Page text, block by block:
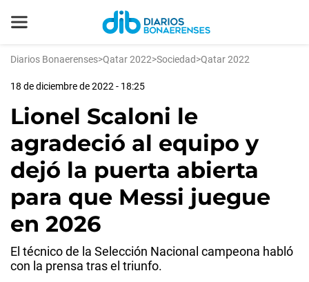
Diarios Bonaerenses>Qatar 2022>Sociedad>Qatar 2022
18 de diciembre de 2022 - 18:25
Lionel Scaloni le
agradeció al equipo y
dejó la puerta abierta
para que Messi juegue
en 2026
El técnico de la Selección Nacional campeona habló
con la prensa tras el triunfo.